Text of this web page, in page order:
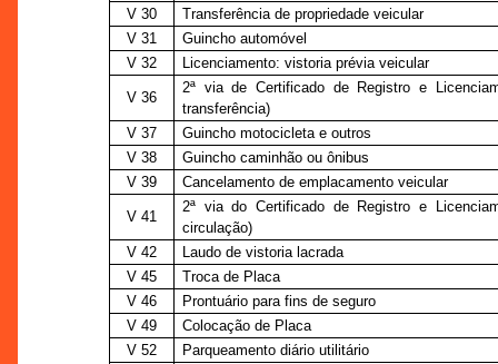
V 30
Transferência de propriedade veicular
V 31
Guincho automóvel
V 32
Licenciamento: vistoria prévia veicular
V 36
2ª via de Certificado de Registro e
transferência)
V 37
Guincho motocicleta e outros
V 38
Guincho caminhão ou ônibus
V 39
Cancelamento de emplacamento veicular
V 41
2ª via do Certificado de Registro e
circulação)
V 42
Laudo de vistoria lacrada
V 45
Troca de Placa
V 46
Prontuário para fins de seguro
V 49
Colocação de Placa
V 52
Parqueamento diário utilitário